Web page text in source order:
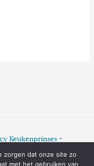
Keukenprinses +
+Disclaimer
zorgen dat onze site zo
met het gebruiken van